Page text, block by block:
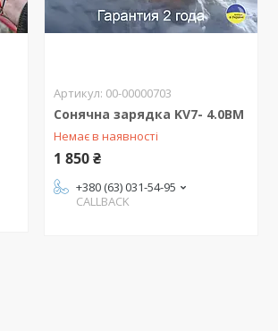
00-00000703
Сонячна зарядка KV7- 4.0BM
Немає в наявності
1 850 ₴
+380 (63) 031-54-95
CALLBACK